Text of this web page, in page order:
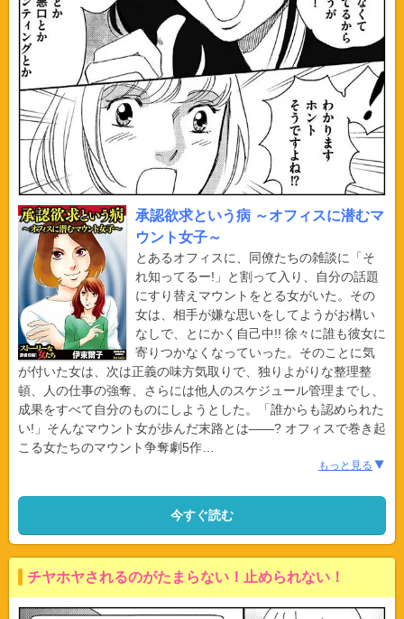
承認欲求という病 ～オフィスに潜むマ
ウント女子～
とあるオフィスに、同僚たちの雑談に「そ
れ知ってるー!」と割って入り、自分の話題
にすり替えマウントをとる女がいた。その
女は、相手が嫌な思いをしてようがお構い
なしで、とにかく自己中!! 徐々に誰も彼女に
寄りつかなくなっていった。そのことに気
が付いた女は、次は正義の味方気取りで、独りよがりな整理整
頓、人の仕事の強奪、さらには他人のスケジュール管理までし、
成果をすべて自分のものにしようとした。「誰からも認められた
い!」そんなマウント女が歩んだ末路とは――? オフィスで巻き起
こる女たちのマウント争奪劇5作…
もっと見る
今すぐ読む
チヤホヤされるのがたまらない！止められない！